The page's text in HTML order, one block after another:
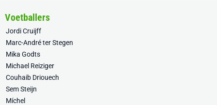
Voetballers
Jordi Cruijff
Marc-André ter Stegen
Mika Godts
Michael Reiziger
Couhaib Driouech
Sem Steijn
Míchel